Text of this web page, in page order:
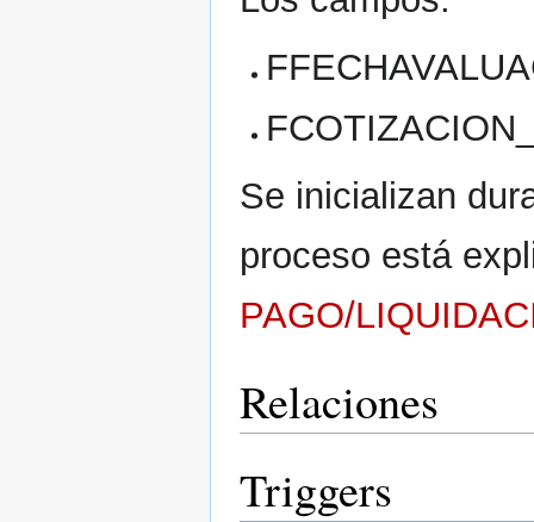
Se inicializan
proceso está
PAGO/
Relaciones
Triggers